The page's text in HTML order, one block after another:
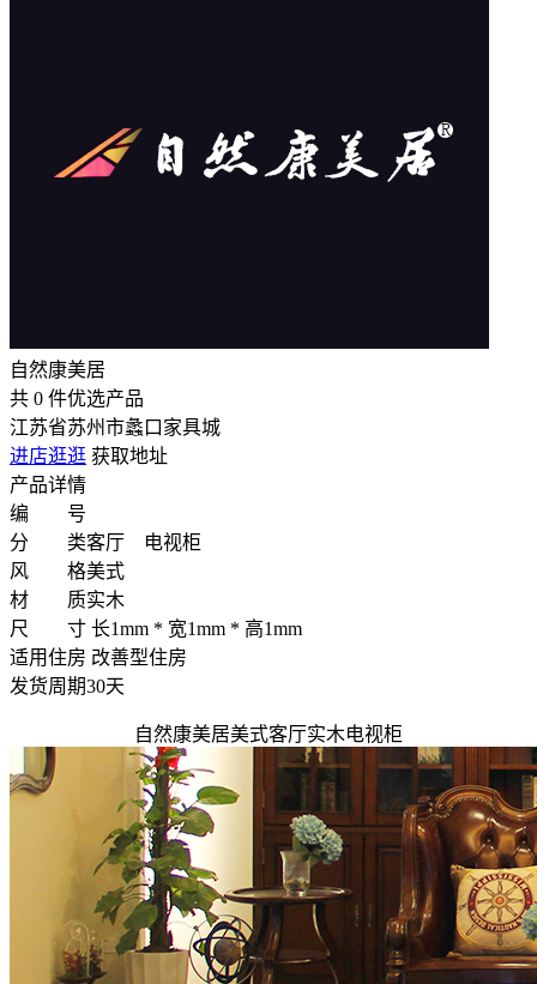
自然康美居
共 0 件优选产品
江苏省苏州市蠡口家具城
进店逛逛 获取地址
产品详情
编 号
分 类客厅 电视柜
风 格美式
材 质实木
尺 寸 长1mm * 宽1mm * 高1mm
适用住房 改善型住房
发货周期30天
自然康美居美式客厅实木电视柜